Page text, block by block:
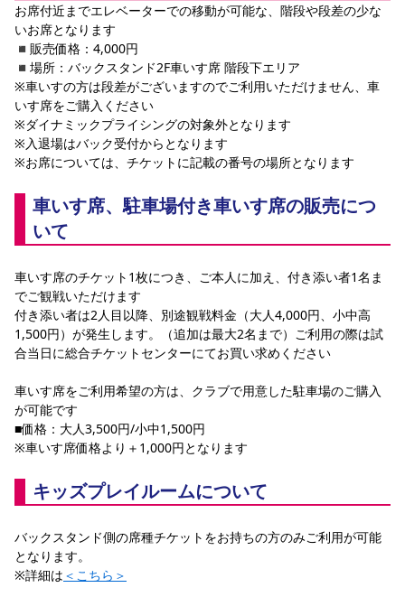
お席付近までエレベーターでの移動が可能な、階段や段差の少な
いお席となります
◾️販売価格：4,000円
◾️場所：バックスタンド2F車いす席 階段下エリア
※車いすの方は段差がございますのでご利用いただけません、車
いす席をご購入ください
※ダイナミックプライシングの対象外となります
※入退場はバック受付からとなります
※お席については、チケットに記載の番号の場所となります
車いす席、駐車場付き車いす席の販売につ
いて
車いす席のチケット1枚につき、ご本人に加え、付き添い者1名ま
でご観戦いただけます
付き添い者は2人目以降、別途観戦料金（大人4,000円、小中高
1,500円）が発生します。（追加は最大2名まで）ご利用の際は試
合当日に総合チケットセンターにてお買い求めください
車いす席をご利用希望の方は、クラブで用意した駐車場のご購入
が可能です
■価格：大人3,500円/小中1,500円
※車いす席価格より＋1,000円となります
キッズプレイルームについて
バックスタンド側の席種チケットをお持ちの方のみご利用が可能
となります。
※詳細は ＜こちら＞